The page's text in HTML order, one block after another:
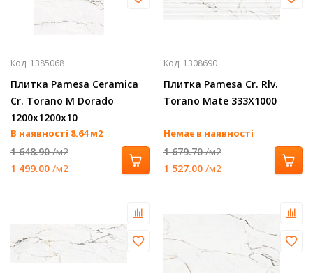
Код: 1385068
Плитка Pamesa Ceramica
Cr. Torano M Dorado
1200x1200x10
В наявності 8.64 м2
1 648.90/м2
1 499.00 /м2
Код: 1308690
Плитка Pamesa Cr. Rlv.
Torano Mate 333Х1000
Немає в наявності
1 679.70/м2
1 527.00 /м2